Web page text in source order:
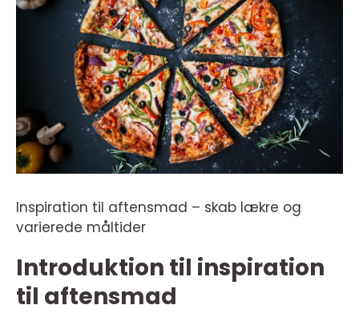
Inspiration til aftensmad – skab lækre og
varierede måltider
Introduktion til inspiration
til aftensmad